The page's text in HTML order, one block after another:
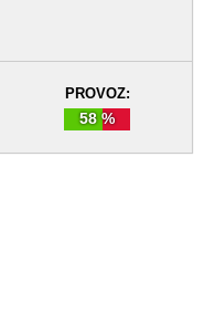
PROVOZ:
58 %